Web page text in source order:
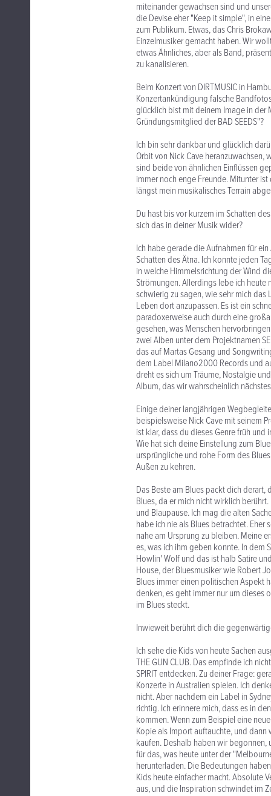
miteinander gewachsen sind und
die Devise eher "Keep it simple", in
zum Publikum. Etwas, das Chris
Einzelmusiker gemacht haben. Wir
etwas Ähnliches, aber als Band,
zu kanalisieren.
Beim Konzert von DIRTMUSIC in
Konzertankündigung falsche
glücklich bist mit deinem Image in der
Gründungsmitglied der BAD SEEDS"?
Ich bin sehr dankbar und glücklich
Orbit von Nick Cave
sind beide von ähnlichen Einflüssen
immer noch enge Freunde. Mitunter
längst mein musikalisches Terrain
Du hast bis vor kurzem im Schatten
sich das in deiner Musik wider?
Ich habe gerade die Aufnahmen für
Schatten des Ätna. Ich konnte jeden
in welche Himmelsrichtung der Wind
Strömungen. Allerdings lebe ich heute
schwierig zu sagen, wie sehr mich
Leben dort anzupassen. Es ist ein
paradoxerweise auch durch eine
gesehen, was Menschen
zwei Alben unter dem Projektnamen
das auf Martas Gesang und
dem Label Milano2000 Records und
dreht es sich um Träume, Nostalgie
Album, das wir wahrscheinlich
Einige deiner langjährigen
beispielsweise Nick Cave mit seinem
ist klar, dass du dieses Genre früh
Wie hat sich deine Einstellung zum
ursprüngliche und rohe Form des
Außen zu kehren.
Das Beste am Blues packt dich derart,
Blues, da er mich nicht wirklich
und Blaupause. Ich mag die alten
habe ich nie als Blues betrachtet.
nahe am Ursprung zu bleiben. Meine
es, was ich ihm geben konnte. In dem
Howlin' Wolf und das ist halb Satire
House, der Bluesmusiker wie Robert
Blues immer einen politischen Aspekt
denken, es geht immer nur um dieses
im Blues steckt.
Inwieweit berührt dich die
Ich sehe die Kids von heute Sachen
THE GUN CLUB. Das empfinde ich
SPIRIT entdecken. Zu deiner Frage:
Konzerte in Australien spielen. Ich
nicht. Aber nachdem ein Label in
richtig. Ich erinnere mich, dass es in
kommen. Wenn zum Beispiel eine
Kopie als Import auftauchte, und dann
kaufen. Deshalb haben wir begonnen,
für das, was heute unter der
herunterladen. Die Bedeutungen
Kids heute einfacher macht. Absolute
aus, und die Inspiration schwindet im